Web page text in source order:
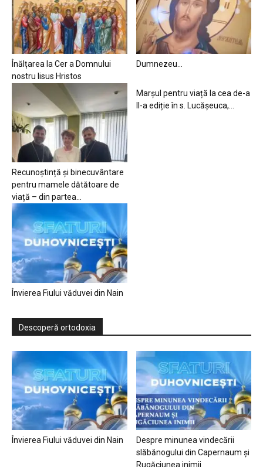
Înălțarea la Cer a Domnului
nostru Iisus Hristos
Dumnezeu…
Recunoștință și binecuvântare
pentru mamele dătătoare de
viață – din partea...
Marșul pentru viață la cea de-a
II-a ediție în s. Lucășeuca,...
Învierea Fiului văduvei din Nain
Descoperă ortodoxia
Învierea Fiului văduvei din Nain
Despre minunea vindecării
slăbănogului din Capernaum și
Rugăciunea inimii